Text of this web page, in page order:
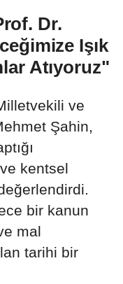
Dr.
Işık
Atıyoruz"
ve
Şahin,
kentsel
bir kanun
mal
tarihi bir